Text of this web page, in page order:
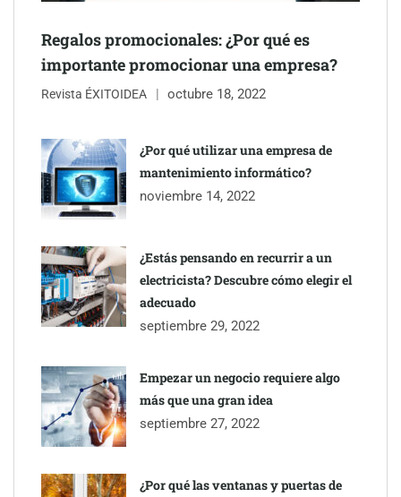
inmobiliarios: hasta 82% de ahorro por cobro
Gestoría Online reduce a unas horas el alta de autónomo
Regalos promocionales: ¿Por qué es
importante promocionar una empresa?
Revista ÉXITOIDEA octubre 18, 2022
¿Por qué utilizar una empresa de
mantenimiento informático?
noviembre 14, 2022
¿Estás pensando en recurrir a un
electricista? Descubre cómo elegir el
adecuado
septiembre 29, 2022
Empezar un negocio requiere algo
más que una gran idea
septiembre 27, 2022
¿Por qué las ventanas y puertas de